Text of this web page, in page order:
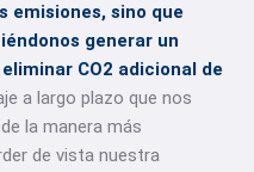
emisiones, sino que
generar un
CO2 adicional de
a largo plazo que nos
la manera más
de vista nuestra